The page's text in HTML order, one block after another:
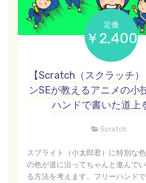
定価
￥2,400
【Scratch（スクラッチ
ンSEが教えるアニメの小
ハンドで書いた道上
Scratch
スプライト（小太郎君）に特別な
の色が道に沿ってちゃんと進んで
る方法を考えます。フリーハンド